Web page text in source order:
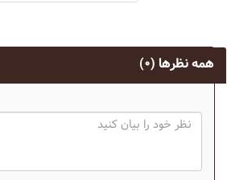
همه نظرها (۰)